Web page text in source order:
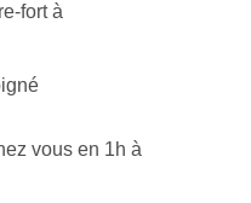
fort à
vous en 1h à